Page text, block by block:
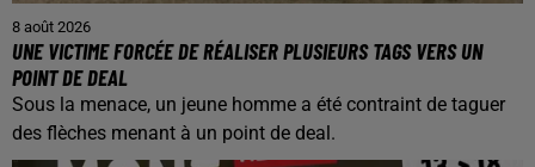
8 août 2026
UNE VICTIME FORCÉE DE RÉALISER PLUSIEURS TAGS VERS UN
POINT DE DEAL
Sous la menace, un jeune homme a été contraint de taguer
des flèches menant à un point de deal.